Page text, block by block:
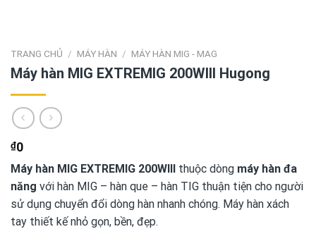
TRANG CHỦ / MÁY HÀN / MÁY HÀN MIG - MAG
Máy hàn MIG EXTREMIG 200WIII Hugong
₫0
Máy hàn MIG EXTREMIG 200WIII thuộc dòng máy hàn đa
năng với hàn MIG – hàn que – hàn TIG thuận tiện cho người
sử dụng chuyển đổi dòng hàn nhanh chóng. Máy hàn xách
tay thiết kế nhỏ gọn, bền, đẹp.